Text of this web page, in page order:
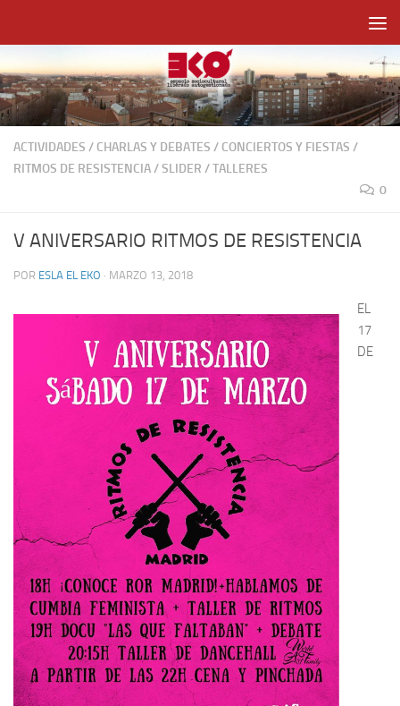
ACTIVIDADES / CHARLAS Y DEBATES / CONCIERTOS Y FIESTAS /
RITMOS DE RESISTENCIA/SLIDER /TALLERES
0
V ANIVERSARIO RITMOS DE RESISTENCIA
POR ESLA EL EKO · MARZO 13, 2018
EL
17
DE